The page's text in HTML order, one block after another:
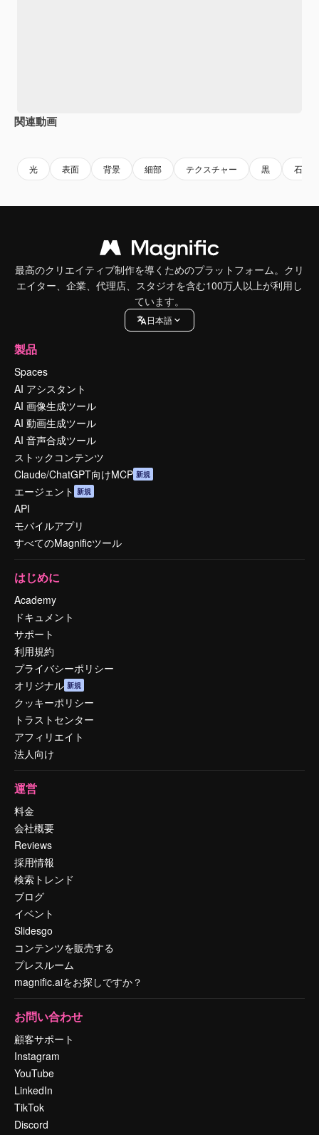
関連動画
光 表面 背景 細部 テクスチャー 黒 石
最高のクリエイティブ制作を導くためのプラットフォーム。クリ
エイター、企業、代理店、スタジオを含む100万人以上が利用し
ています。
日本語
製品
Spaces
AI アシスタント
AI 画像生成ツール
AI 動画生成ツール
AI 音声合成ツール
ストックコンテンツ
Claude/ChatGPT向けMCP 新規
エージェント 新規
API
モバイルアプリ
すべてのMagnificツール
はじめに
Academy
ドキュメント
サポート
利用規約
プライバシーポリシー
オリジナル 新規
クッキーポリシー
トラストセンター
アフィリエイト
法人向け
運営
料金
会社概要
Reviews
採用情報
検索トレンド
ブログ
イベント
Slidesgo
コンテンツを販売する
プレスルーム
magnific.aiをお探しですか？
お問い合わせ
顧客サポート
Instagram
YouTube
LinkedIn
TikTok
Discord